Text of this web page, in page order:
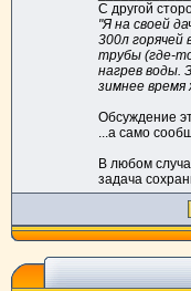
С другой
"Я на своей
300л
трубы (где-
нагрев воды.
зимнее время
Обсуждение
...а само
В любом
задача